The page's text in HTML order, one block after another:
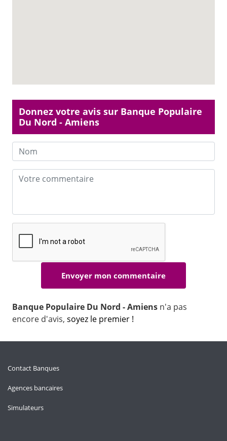
Donnez votre avis sur Banque Populaire
Du Nord - Amiens
Banque Populaire Du Nord - Amiens n'a pas
encore d'avis, soyez le premier !
Contact Banques
Agences bancaires
Simulateurs